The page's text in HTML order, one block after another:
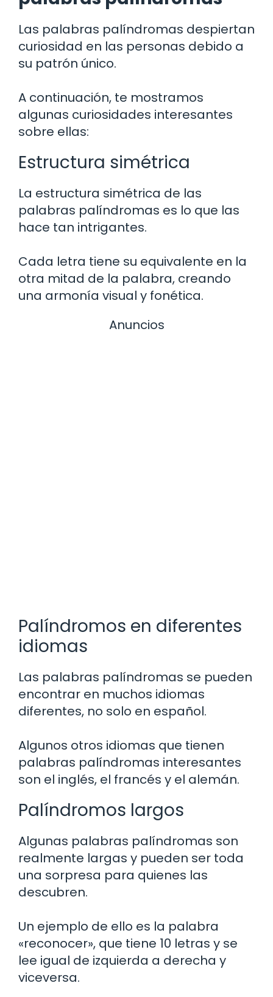
Las palabras palíndromas despiertan
curiosidad en las personas debido a
su patrón único.
A continuación, te mostramos
algunas curiosidades interesantes
sobre ellas:
Estructura simétrica
La estructura simétrica de las
palabras palíndromas es lo que las
hace tan intrigantes.
Cada letra tiene su equivalente en la
otra mitad de la palabra, creando
una armonía visual y fonética.
Anuncios
Palíndromos en diferentes
idiomas
Las palabras palíndromas se pueden
encontrar en muchos idiomas
diferentes, no solo en español.
Algunos otros idiomas que tienen
palabras palíndromas interesantes
son el inglés, el francés y el alemán.
Palíndromos largos
Algunas palabras palíndromas son
realmente largas y pueden ser toda
una sorpresa para quienes las
descubren.
Un ejemplo de ello es la palabra
«reconocer», que tiene 10 letras y se
lee igual de izquierda a derecha y
viceversa.